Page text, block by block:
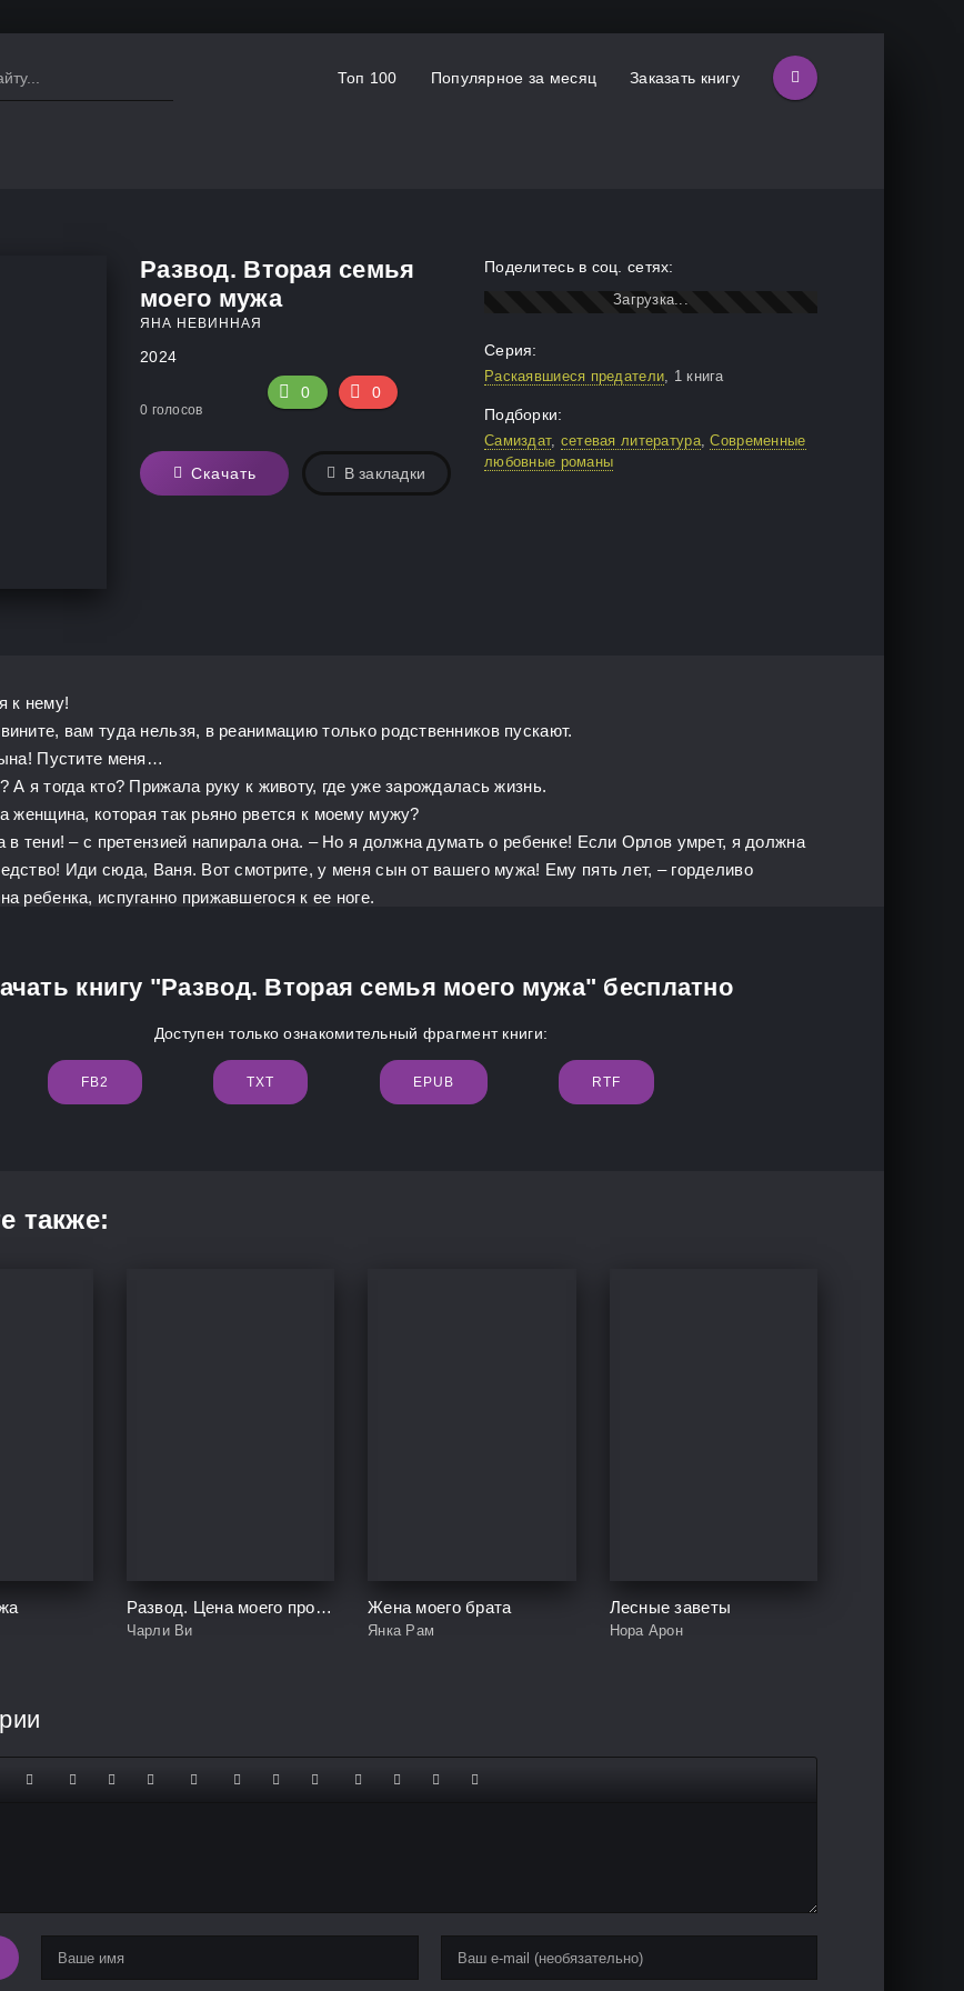
Топ 100 Популярное за месяц Заказать книгу
Развод. Вторая семья
моего мужа
ЯНА НЕВИННАЯ
2024
0 голосов
0 0
Скачать В закладки
Поделитесь в соц. сетях:
Серия:
Раскаявшиеся предатели, 1 книга
Подборки:
Самиздат, сетевая литература,Современные
любовные романы
к нему!
вам туда нельзя, в реанимацию только родственников пускают.
Пустите меня…
А я тогда кто? Прижала руку к животу, где уже зарождалась жизнь.
женщина, которая так рьяно рвется к моему мужу?
в тени! – с претензией напирала она. – Но я должна думать о ребенке! Если Орлов умрет, я должна
Иди сюда, Ваня. Вот смотрите, у меня сын от вашего мужа! Ему пять лет, – горделиво
ребенка, испуганно прижавшегося к ее ноге.
книгу "Развод. Вторая семья моего мужа" бесплатно
Доступен только ознакомительный фрагмент книги:
FB2 TXT EPUB RTF
также:
Развод. Цена моего прощения
Чарли Ви
Жена моего брата
Янка Рам
Лесные заветы
Нора Арон